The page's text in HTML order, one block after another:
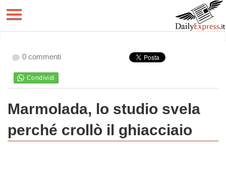
0 commenti
Marmolada, lo studio svela
perché crollò il ghiacciaio